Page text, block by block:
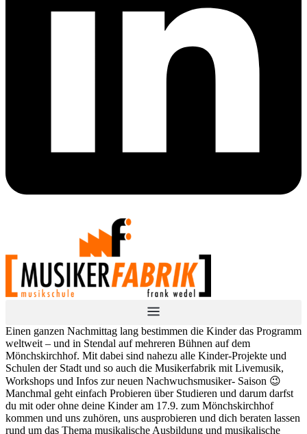
Einen ganzen Nachmittag lang bestimmen die Kinder das Programm
weltweit – und in Stendal auf mehreren Bühnen auf dem
Mönchskirchhof. Mit dabei sind nahezu alle Kinder-Projekte und
Schulen der Stadt und so auch die Musikerfabrik mit Livemusik,
Workshops und Infos zur neuen Nachwuchsmusiker- Saison 😉
Manchmal geht einfach Probieren über Studieren und darum darfst
du mit oder ohne deine Kinder am 17.9. zum Mönchskirchhof
kommen und uns zuhören, uns ausprobieren und dich beraten lassen
rund um das Thema musikalische Ausbildung und musikalische